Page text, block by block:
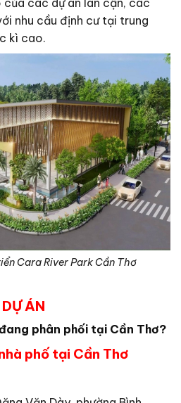
nhu cầu định cư tại trung
kì cao.
Cara River Park Cần Thơ
DỰ ÁN
phân phối tại Cần Thơ?
phố tại Cần Thơ